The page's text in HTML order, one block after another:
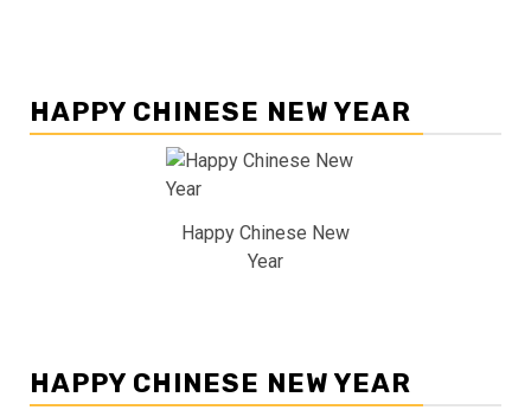
HAPPY CHINESE NEW YEAR
Happy Chinese New
Year
HAPPY CHINESE NEW YEAR